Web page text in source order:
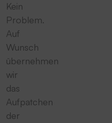
Kein
Problem.
Auf
Wunsch
übernehmen
wir
das
Aufpatchen
der